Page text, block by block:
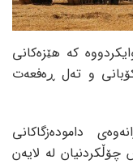
کە هێزەکانی
و تەل ڕەفعەت
دامودەزگاکانی
لە لایەن